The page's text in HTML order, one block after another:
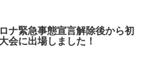
ナ緊急事態宣言解除後から初
会に出場しました！